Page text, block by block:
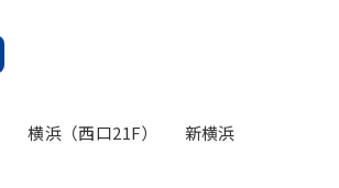
横浜（西口21F）
新横浜